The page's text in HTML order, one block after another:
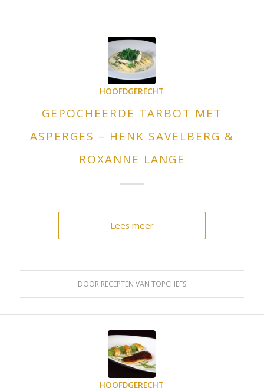
HOOFDGERECHT
GEPOCHEERDE TARBOT MET
ASPERGES – HENK SAVELBERG &
ROXANNE LANGE
Lees meer
DOOR RECEPTEN VAN TOPCHEFS
HOOFDGERECHT